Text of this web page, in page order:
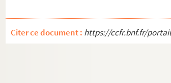
Citer ce document : https://ccfr.bnf.fr/